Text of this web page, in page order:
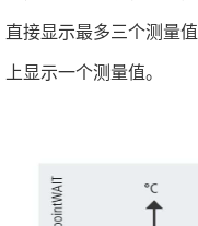
直接显示最多三个测量
上显示一个测量值。